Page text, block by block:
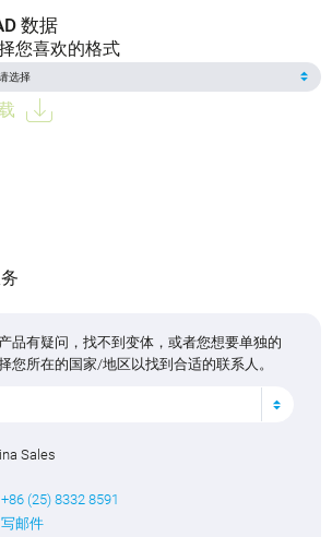
数据
您喜欢的格式
品有疑问，找不到变体，或者您想要单独的
您所在的国家/地区以找到合适的联系人。
Sales
+86 (25) 8332 8591
写邮件